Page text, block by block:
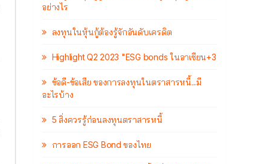
อย่างไร
ลงทุนในหุ้นกู้ต้องรู้จักอันดับเครดิต
Highlight Q2 2023 "ESG bonds ในอาเซียน+3
ข้อดี-ข้อเสีย ของการลงทุนในตราสารหนี้...มี
อะไรบ้าง
5 สิ่งควรรู้ก่อนลงทุนตราสารหนี้
การออก ESG Bond ของไทย